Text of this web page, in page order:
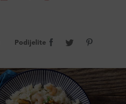
Podijelite